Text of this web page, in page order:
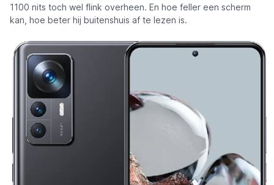
1100 nits toch wel flink overheen. En hoe feller een scherm
kan, hoe beter hij buitenshuis af te lezen is.